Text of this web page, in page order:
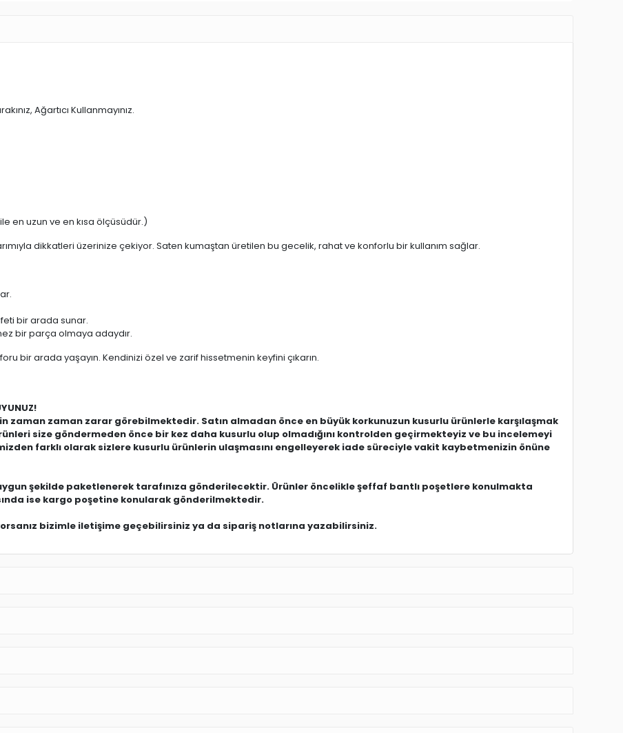
Ağartıcı Kullanmayınız.
en uzun ve en kısa ölçüsüdür.)
dikkatleri üzerinize çekiyor. Saten kumaştan üretilen bu gecelik, rahat ve konforlu bir kullanım sağlar.
bir arada sunar.
bir parça olmaya adaydır.
bir arada yaşayın. Kendinizi özel ve zarif hissetmenin keyfini çıkarın.
zaman zaman zarar görebilmektedir. Satın almadan önce en büyük korkunuzun kusurlu ürünlerle karşılaşmak
size göndermeden önce bir kez daha kusurlu olup olmadığını kontrolden geçirmekteyiz ve bu incelemeyi
farklı olarak sizlere kusurlu ürünlerin ulaşmasını engelleyerek iade süreciyle vakit kaybetmenizin önüne
şekilde paketlenerek tarafınıza gönderilecektir. Ürünler öncelikle şeffaf bantlı poşetlere konulmakta
ise kargo poşetine konularak gönderilmektedir.
bizimle iletişime geçebilirsiniz ya da sipariş notlarına yazabilirsiniz.